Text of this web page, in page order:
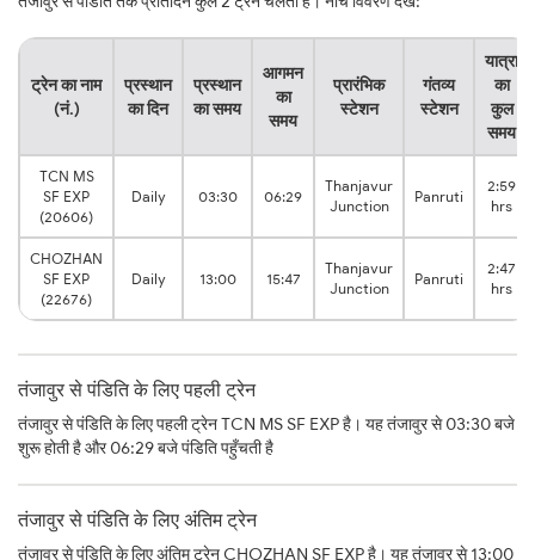
ट्रेन का नाम
(नं.)
प्रस्थान
का दिन
प्रस्थान
का समय
आगमन
का
समय
प्रारंभिक
स्टेशन
गंतव्य
स्टेशन
यात्रा
का
कुल
समय
TCN MS
SF EXP
(20606)
Daily 03:30 06:29
Thanjavur
Junction
Panruti
2:59
hrs
CHOZHAN
SF EXP
(22676)
Daily 13:00 15:47
Thanjavur
Junction
Panruti
2:47
hrs
तंजावुर से पंडिति के लिए पहली ट्रेन
तंजावुर से पंडिति के लिए पहली ट्रेन TCN MS SF EXP है। यह तंजावुर से 03:30 बजे
शुरू होती है और 06:29 बजे पंडिति पहुँचती है
तंजावुर से पंडिति के लिए अंतिम ट्रेन
तंजावुर से पंडिति के लिए अंतिम ट्रेन CHOZHAN SF EXP है। यह तंजावुर से 13:00